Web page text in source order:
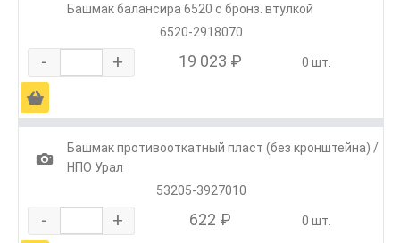
Башмак балансира 6520 с бронз. втулкой
6520-2918070
- + 19 023 ₽ 0 шт.
Ä
1
Башмак противооткатный пласт (без кронштейна) /
НПО Урал
53205-3927010
- + 622 ₽ 0 шт.